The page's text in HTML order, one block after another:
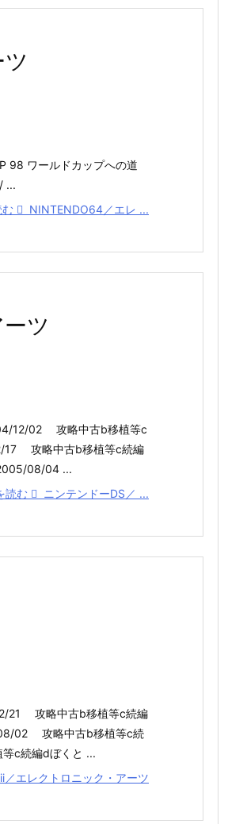
98 ワールドカップへの道
...
NINTENDO64／エレ ...
ツ
12/02 攻略中古b移植等c
17 攻略中古b移植等c続編
08/04 ...
読む
ニンテンドーDS／ ...
21 攻略中古b移植等c続編
02 攻略中古b移植等c続
c続編dぼくと ...
／エレクトロニック・アーツ